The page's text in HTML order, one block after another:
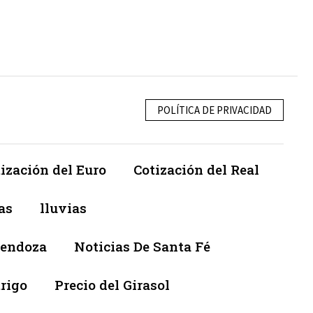
POLÍTICA DE PRIVACIDAD
del Euro Cotización del Real
lluvias
Noticias De Santa Fé
Precio del Girasol